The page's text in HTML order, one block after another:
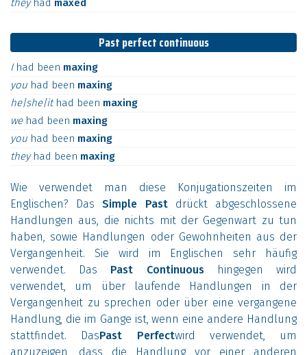
they had maxed
Past perfect continuous
I had been maxing
you had been maxing
he|she|it had been maxing
we had been maxing
you had been maxing
they had been maxing
Wie verwendet man diese Konjugationszeiten im
Englischen? DasSimple Pastdrückt abgeschlossene
Handlungen aus, die nichts mit der Gegenwart zu tun
haben, sowie Handlungen oder Gewohnheiten aus der
Vergangenheit. Sie wird im Englischen sehr häufig
verwendet. Das Past Continuoushingegen wird
verwendet, um über laufende Handlungen in der
Vergangenheit zu sprechen oder über eine vergangene
Handlung, die im Gange ist, wenn eine andere Handlung
stattfindet. DasPast Perfectwird verwendet, um
anzuzeigen, dass die Handlung vor einer anderen